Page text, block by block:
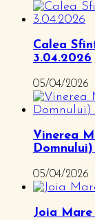
Calea
3.04.2026
05/04/2026
Vinerea
05/04/2026
Joia